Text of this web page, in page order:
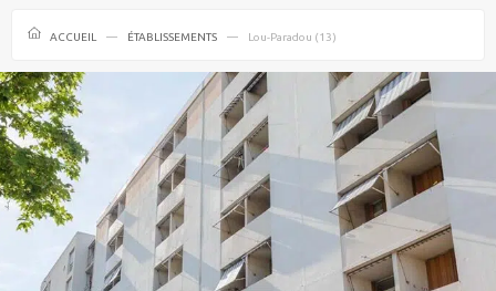
ACCUEIL ÉTABLISSEMENTS Lou-Paradou (13)